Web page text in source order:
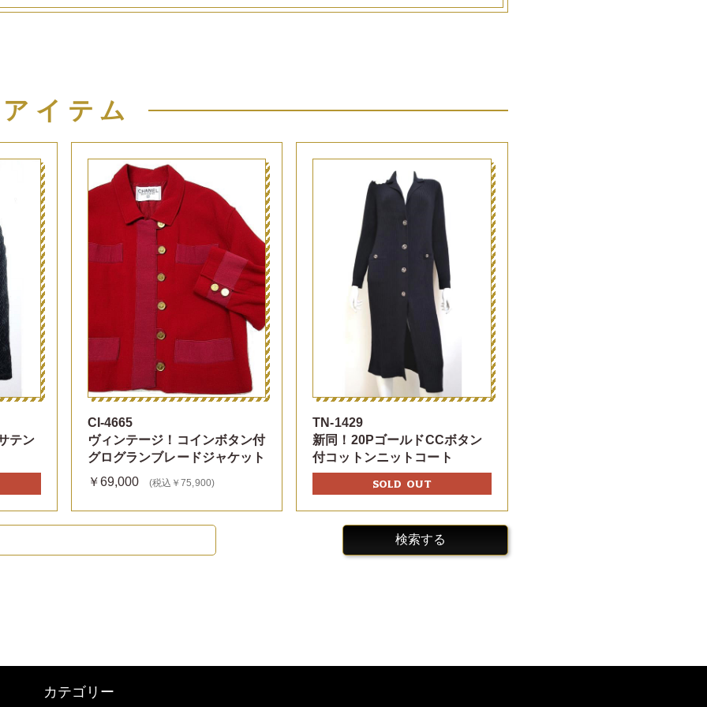
イテム
テン
CI-4665
ヴィンテージ！コインボタン付
グログランブレードジャケット
￥69,000
(税込￥75,900)
TN-1429
新同！20PゴールドCCボタン
付コットンニットコート
SOLD OUT
検索する
カテゴリー